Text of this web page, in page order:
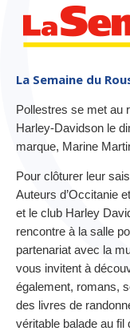
La Semaine du
Pollestres se met au
Harley-Davidson le
marque, Marine
Pour clôturer leur
Auteurs d’Occitanie
et le club Harley
rencontre à la salle
partenariat avec la
vous invitent à
également, romans,
des livres de
véritable balade au